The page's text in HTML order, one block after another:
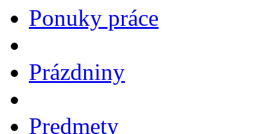
Ponuky práce
Prázdniny
Predmety